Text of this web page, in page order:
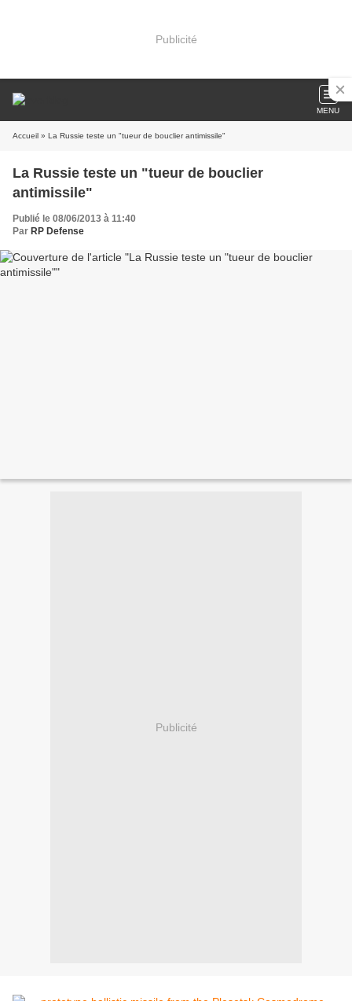
Publicité
MENU
Accueil » La Russie teste un "tueur de bouclier antimissile"
La Russie teste un "tueur de bouclier
antimissile"
Publié le 08/06/2013 à 11:40
Par RP Defense
Publicité